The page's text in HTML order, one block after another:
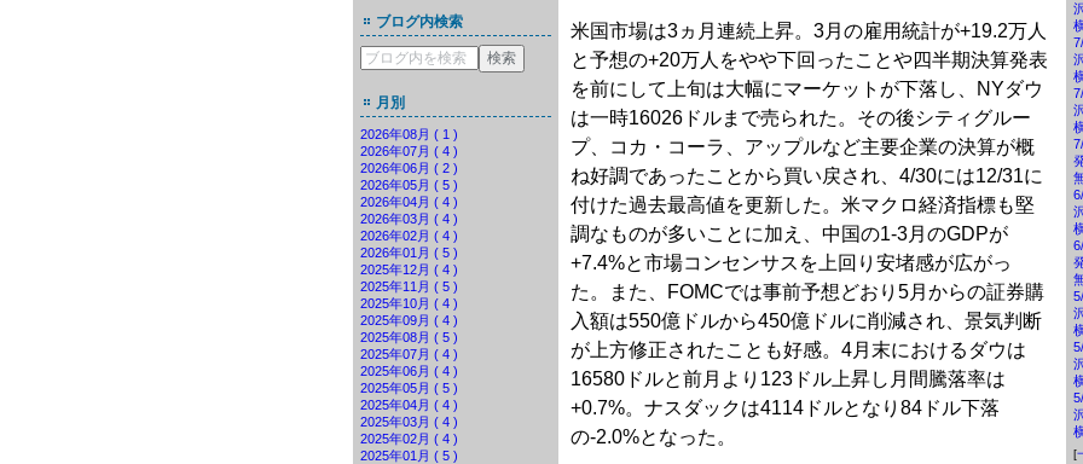
ブログ内検索
月別
2026年08月 ( 1 )
2026年07月 ( 4 )
2026年06月 ( 2 )
2026年05月 ( 5 )
2026年04月 ( 4 )
2026年03月 ( 4 )
2026年02月 ( 4 )
2026年01月 ( 5 )
2025年12月 ( 4 )
2025年11月 ( 5 )
2025年10月 ( 4 )
2025年09月 ( 4 )
2025年08月 ( 5 )
2025年07月 ( 4 )
2025年06月 ( 4 )
2025年05月 ( 5 )
2025年04月 ( 4 )
2025年03月 ( 4 )
2025年02月 ( 4 )
2025年01月 ( 5 )
米国市場は3ヵ月連続上昇。3月の雇用統計が+19.2万人
と予想の+20万人をやや下回ったことや四半期決算発表
を前にして上旬は大幅にマーケットが下落し、NYダウ
は一時16026ドルまで売られた。その後シティグルー
プ、コカ・コーラ、アップルなど主要企業の決算が概
ね好調であったことから買い戻され、4/30には12/31に
付けた過去最高値を更新した。米マクロ経済指標も堅
調なものが多いことに加え、中国の1-3月のGDPが
+7.4%と市場コンセンサスを上回り安堵感が広がっ
た。また、FOMCでは事前予想どおり5月からの証券購
入額は550億ドルから450億ドルに削減され、景気判断
が上方修正されたことも好感。4月末におけるダウは
16580ドルと前月より123ドル上昇し月間騰落率は
+0.7%。ナスダックは4114ドルとなり84ドル下落
の-2.0%となった。
[